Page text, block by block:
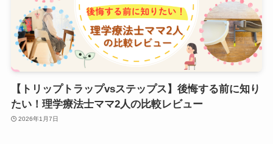
【トリップトラップvsステップス】後悔する前に知り
たい！理学療法士ママ2人の比較レビュー
2026年1月7日